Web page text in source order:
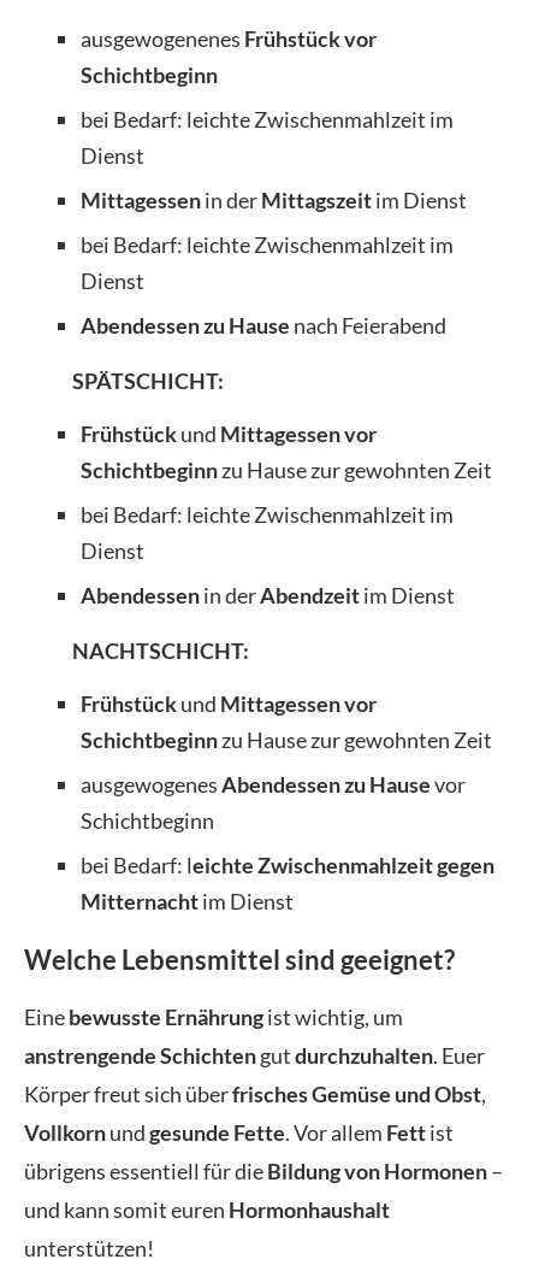
ausgewogenenes Frühstück vor
Schichtbeginn
bei Bedarf: leichte Zwischenmahlzeit im
Dienst
Mittagessenin derMittagszeitim Dienst
bei Bedarf: leichte Zwischenmahlzeit im
Dienst
Abendessen zu Hause nach Feierabend
SPÄTSCHICHT:
Frühstückund Mittagessen vor
Schichtbeginnzu Hause zur gewohnten Zeit
bei Bedarf: leichte Zwischenmahlzeit im
Dienst
Abendessenin derAbendzeitim Dienst
NACHTSCHICHT:
Frühstückund Mittagessen vor
Schichtbeginnzu Hause zur gewohnten Zeit
ausgewogenesAbendessen zu Hausevor
Schichtbeginn
bei Bedarf: leichte Zwischenmahlzeit gegen
Mitternachtim Dienst
Welche Lebensmittel sind geeignet?
Einebewusste Ernährungist wichtig, um
anstrengende Schichtengutdurchzuhalten. Euer
Körper freut sich überfrisches Gemüse und Obst,
Vollkornundgesunde Fette. Vor allem Fettist
übrigens essentiell für dieBildung von Hormonen–
und kann somit euren Hormonhaushalt
unterstützen!